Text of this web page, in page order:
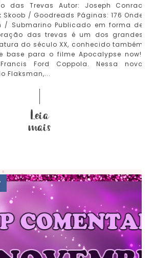
das Trevas Autor: Joseph Conrad
/ Goodreads Páginas: 176 Onde
/ Submarino Publicado em forma de
das trevas é um dos grandes
do século XX, conhecido também
base para o filme Apocalypse now!,
Ford Coppola. Nessa nova
Flaksman,...